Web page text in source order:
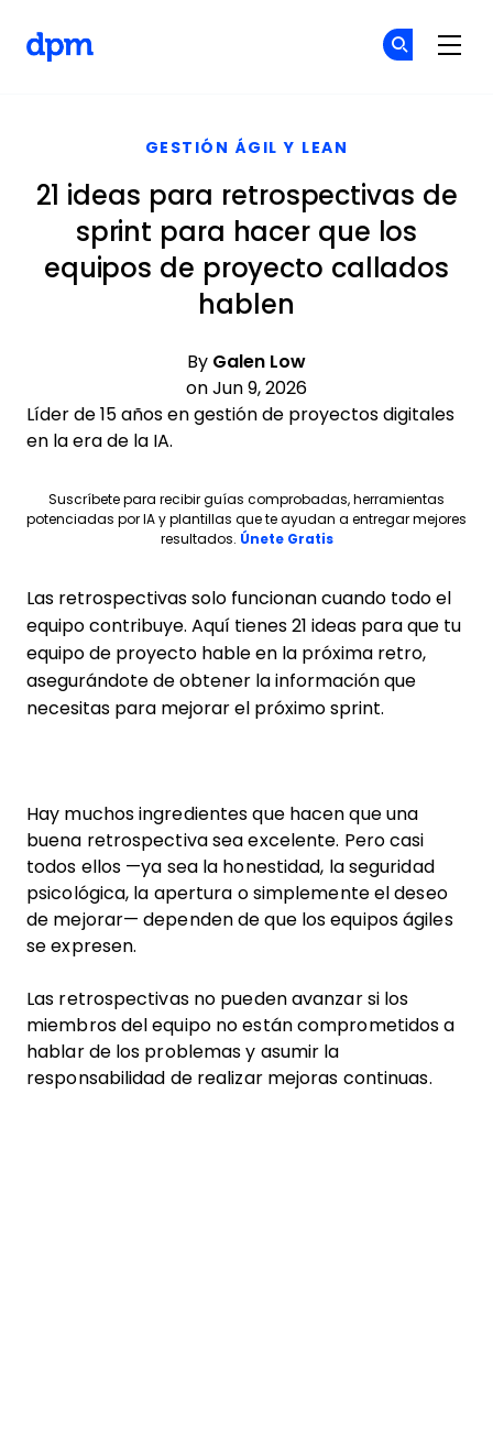
GESTIÓN ÁGIL Y LEAN
21 ideas para retrospectivas de
sprint para hacer que los
equipos de proyecto callados
hablen
By Galen Low
on Jun 9, 2026
Líder de 15 años en gestión de proyectos digitales
en la era de la IA.
Suscríbete para recibir guías comprobadas, herramientas
potenciadas por IA y plantillas que te ayudan a entregar mejores
resultados. Únete GratisOpens new window
Las retrospectivas solo funcionan cuando todo el
equipo contribuye. Aquí tienes 21 ideas para que tu
equipo de proyecto hable en la próxima retro,
asegurándote de obtener la información que
necesitas para mejorar el próximo sprint.
Hay muchos ingredientes que hacen que una
buena retrospectiva sea excelente. Pero casi
todos ellos —ya sea la honestidad, la seguridad
psicológica, la apertura o simplemente el deseo
de mejorar— dependen de que los equipos ágiles
se expresen.
Las retrospectivas no pueden avanzar si los
miembros del equipo no están comprometidos a
hablar de los problemas y asumir la
responsabilidad de realizar mejoras continuas.